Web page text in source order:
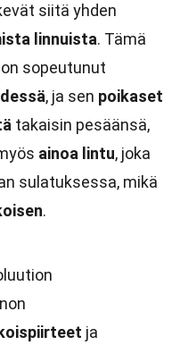
siitä yhden
linnuista. Tämä
on sopeutunut
, ja sen poikaset
takaisin pesäänsä,
ainoa lintu, joka
sulatuksessa, mikä
.
ja